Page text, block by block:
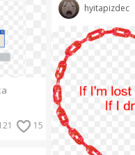
15
hyitapizdec